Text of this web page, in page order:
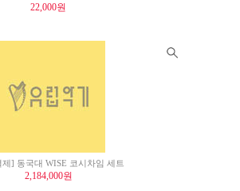
22,000원
] 동국대 WISE 코시차임 세트
2,184,000원